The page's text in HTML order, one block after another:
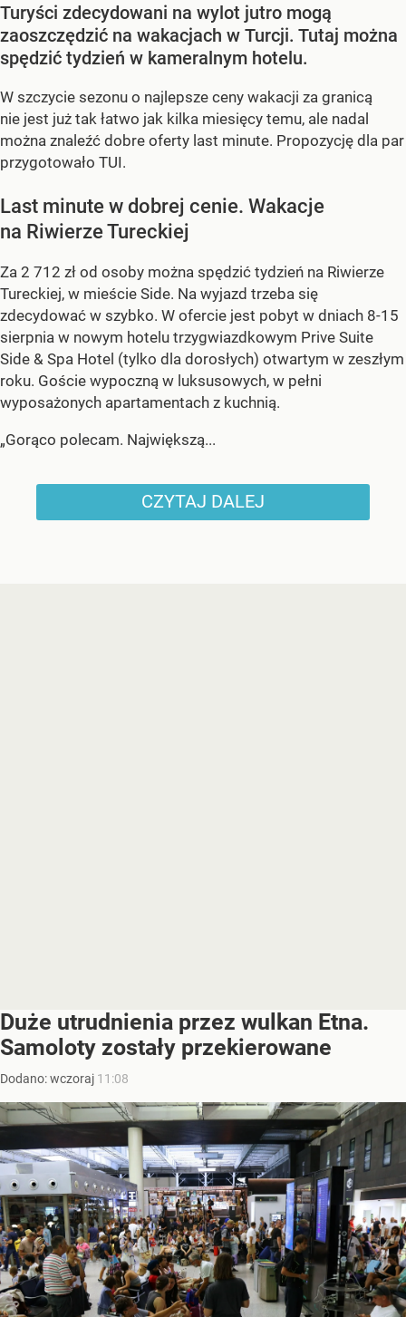
Turyści zdecydowani na wylot jutro mogą
zaoszczędzić na wakacjach w Turcji. Tutaj można
spędzić tydzień w kameralnym hotelu.
W szczycie sezonu o najlepsze ceny wakacji za granicą
nie jest już tak łatwo jak kilka miesięcy temu, ale nadal
można znaleźć dobre oferty last minute. Propozycję dla par
przygotowało TUI.
Last minute w dobrej cenie. Wakacje
na Riwierze Tureckiej
Za 2 712 zł od osoby można spędzić tydzień na Riwierze
Tureckiej, w mieście Side. Na wyjazd trzeba się
zdecydować w szybko. W ofercie jest pobyt w dniach 8-15
sierpnia w nowym hotelu trzygwiazdkowym Prive Suite
Side & Spa Hotel (tylko dla dorosłych) otwartym w zeszłym
roku. Goście wypoczną w luksusowych, w pełni
wyposażonych apartamentach z kuchnią.
„Gorąco polecam. Największą...
CZYTAJ DALEJ
Duże utrudnienia przez wulkan Etna.
Samoloty zostały przekierowane
Dodano:wczoraj 11:08